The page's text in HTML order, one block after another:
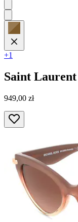
+1
Saint Laurent
949,00 zł